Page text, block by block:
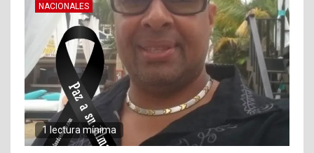
NACIONALES
1 lectura mínima